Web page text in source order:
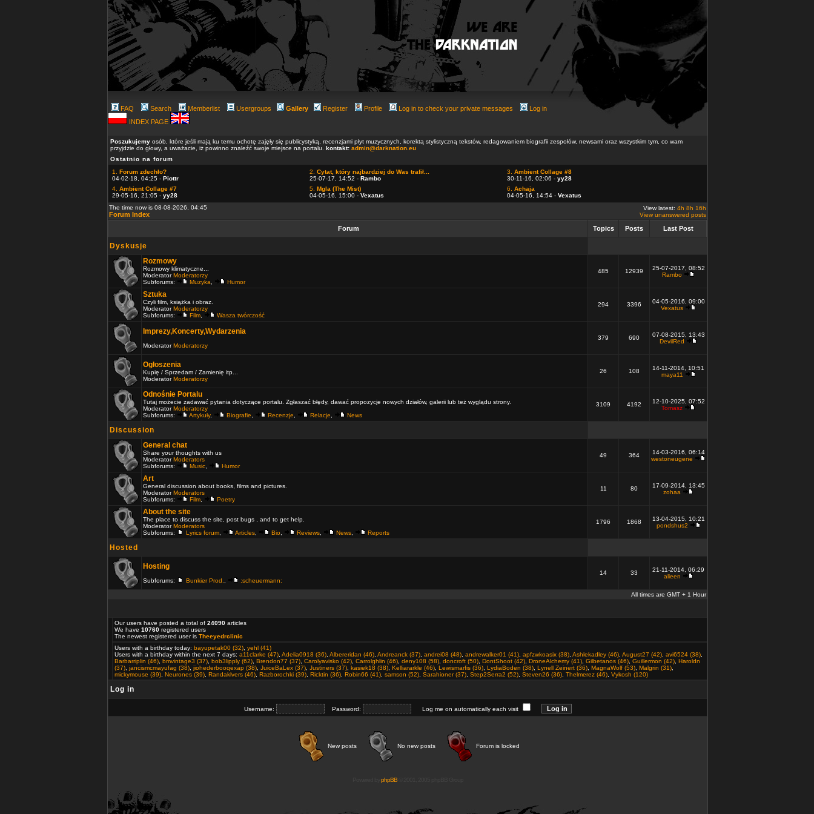
FAQ Search Memberlist Usergroups Gallery Register Profile Log in to check your private messages
Log in
INDEX PAGE
Poszukujemy osób, które jeśli mają ku temu ochotę zajęły się publicystyką, recenzjami płyt muzycznych, korektą stylistyczną tekstów, redagowaniem biografii zespołów, newsami oraz wszystkim tym, co wam
przyjdzie do głowy, a uważacie, iż powinno znaleźć swoje miejsce na portalu. kontakt: admin@darknation.eu
Ostatnio na forum
1. Forum zdechło?
04-02-18, 04:25 - Piottr
2. Cytat, który najbardziej do Was trafił...
25-07-17, 14:52 - Rambo
3. Ambient Collage #8
30-11-16, 02:06 - yy28
4. Ambient Collage #7
29-05-16, 21:05 - yy28
5. Mgla (The Mist)
04-05-16, 15:00 - Vexatus
6. Achaja
04-05-16, 14:54 - Vexatus
The time now is 08-08-2026, 04:45
Forum Index
View latest: 4h 8h 16h
View unanswered posts
Forum Topics Posts Last Post
Dyskusje
Rozmowy
Rozmowy klimatyczne...
ModeratorModeratorzy
Subforums:
Muzyka Humor
485 12939
25-07-2017, 08:52
Rambo
Sztuka
Czyli film, książka i obraz.
ModeratorModeratorzy
Subforums:
Film Wasza twórczość
294 3396
04-05-2016, 09:00
Vexatus
Imprezy,Koncerty,Wydarzenia
ModeratorModeratorzy
379 690
07-08-2015, 13:43
DevilRed
Ogłoszenia
Kupię / Sprzedam / Zamienię itp...
ModeratorModeratorzy
26 108
14-11-2014, 10:51
maya11
Odnośnie Portalu
Tutaj możecie zadawać pytania dotyczące portalu. Zgłaszać błędy, dawać propozycje nowych działów, galerii lub też wyglądu strony.
ModeratorModeratorzy
Subforums:
Artykuły, Biografie Recenzje Relacje News
3109 4192
12-10-2025, 07:52
Tomasz
Discussion
General chat
Share your thoughts with us
ModeratorModerators
Subforums:
Music Humor
49 364
14-03-2016, 06:14
westoneugene
Art
General discussion about books, films and pictures.
ModeratorModerators
Subforums:
Film Poetry
11 80
17-09-2014, 13:45
zohaa
About the site
The place to discuss the site, post bugs , and to get help.
ModeratorModerators
Subforums:
Lyrics forum Articles Bio Reviews News Reports
1796 1868
13-04-2015, 10:21
pondshus2
Hosted
Hosting
Subforums: Bunkier Prod. :scheuermann:
14 33
21-11-2014, 06:29
alieen
All times are GMT + 1 Hour
Our users have posted a total of 24090 articles
We have 10760 registered users
The newest registered user is Theeyedrclinic
Users with a birthday today: bayupetak00 (32) yehl (41)
Users with a birthday within the next 7 days: a11clarke (47) Adelia0918 (36) Albereridan (46) Andreanck (37) andrei08 (48) andrewalker01 (41) apfzwkoasix (38) Ashlekadley (46) August27 (42) avi6524 (38)
Barbarriplin (46) bmvintage3 (37) bob3lipply (62) Brendon77 (37) Carolyavisko (42) Carrolghlin (46) deny108 (58) doncroft (50) DontShoot (42) DroneAlchemy (41) Gilbetanos (46) Guillermon (42) Haroldn
(37) jancismcmayufag (38) jiohederbooqexap (38) JuiceBaLex (37) Justiners (37) kasiek18 (38) Kelliararkle (46) Lewismarfis (36) LydiaBoden (38) Lynell Zeinert (36) MagnaWolf (53) Malgrin (31)
mickymouse (39) Neurones (39) Randaklvers (46) Razborochki (39) Ricktin (36) Robin66 (41) samson (52) Sarahioner (37) Step2Serra2 (52) Steven26 (36) Thelmerez (46) Vykosh (120)
Log in
Username: Password: Log me on automatically each visit
New posts No new posts Forum is locked
phpBB© 2001, 2005 phpBB Group